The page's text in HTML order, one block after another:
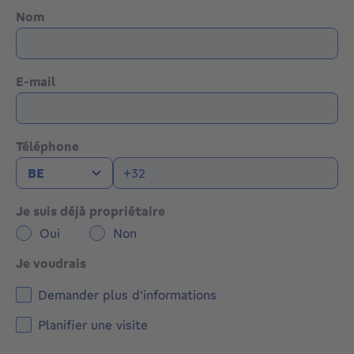
Nom
E-mail
Téléphone
Je suis déjà propriétaire
Oui
Non
Je voudrais
Demander plus d'informations
Planifier une visite